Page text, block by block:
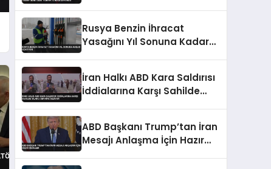
Rusya Benzin İhracat
Yasağını Yıl Sonuna Kadar
İran Halkı ABD Kara Saldırısı
İddialarına Karşı Sahilde
ABD Başkanı Trump’tan İran
Mesajı Anlaşma İçin Hazır